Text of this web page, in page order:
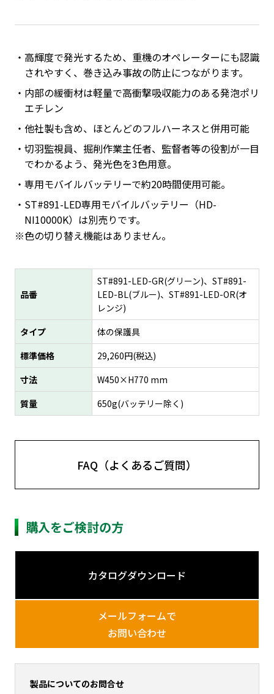
高輝度で発光するため、重機のオペレーターにも認識
されやすく、巻き込み事故の防止につながります。
内部の緩衝材は軽量で高衝撃吸収能力のある発泡ポリ
エチレン
他社製も含め、ほとんどのフルハーネスと併用可能
切羽監視員、掘削作業主任者、監督者等の役割が一目
でわかるよう、発光色を3色用意。
専用モバイルバッテリーで約20時間使用可能。
ST#891-LED専用モバイルバッテリー（HD-
NI10000K）は別売りです。
※色の切り替え機能はありません。
品番
ST#891-LED-GR(グリーン)、ST#891-
LED-BL(ブルー)、ST#891-LED-OR(オ
レンジ)
タイプ
体の保護具
標準価格
29,260円(税込)
寸法
W450×H770 mm
質量
650g(バッテリー除く)
FAQ（よくあるご質問）
購入をご検討の方
カタログダウンロード
メールフォームで
お問い合わせ
製品についてのお問合せ